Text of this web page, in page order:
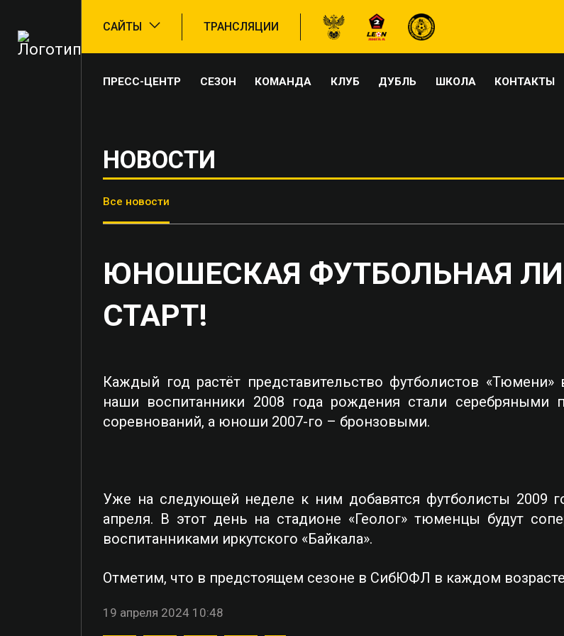
САЙТЫ ТРАНСЛЯЦИИ
ПРЕСС-ЦЕНТР СЕЗОН КОМАНДА КЛУБ ДУБЛЬ ШКОЛА КОНТАКТЫ
НОВОСТИ
Все новости
ЮНОШЕСКАЯ ФУТБОЛЬНАЯ
СТАРТ!
Каждый год растёт представительство футболистов
наши воспитанники 2008 года рождения стали серебряными
соревнований, а юноши 2007-го – бронзовыми.
Уже на следующей неделе к ним добавятся футболисты 2009
апреля. В этот день на стадионе «Геолог» тюменцы будут
воспитанниками иркутского «Байкала».
Отметим, что в предстоящем сезоне в СибЮФЛ в каждом
19 апреля 2024 10:48